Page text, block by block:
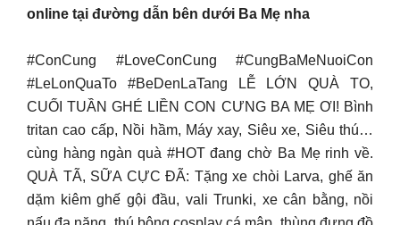
online tại đường dẫn bên dưới Ba Mẹ nha
#ConCung #LoveConCung #CungBaMeNuoiCon
#LeLonQuaTo #BeDenLaTang LỄ LỚN QUÀ TO,
CUỐI TUẦN GHÉ LIỀN CON CƯNG BA MẸ ƠI! Bình
tritan cao cấp, Nồi hầm, Máy xay, Siêu xe, Siêu thú…
cùng hàng ngàn quà #HOT đang chờ Ba Mẹ rinh về.
QUÀ TÃ, SỮA CỰC ĐÃ: Tặng xe chòi Larva, ghế ăn
dặm kiêm ghế gội đầu, vali Trunki, xe cân bằng, nồi